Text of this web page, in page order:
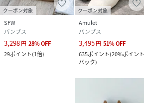
クーポン対象
SFW
パンプス
3,298円 28%OFF
29ポイント(1倍)
クーポン対象
Amulet
パンプス
3,495円 51%OFF
635ポイント(20%ポイント
バック)